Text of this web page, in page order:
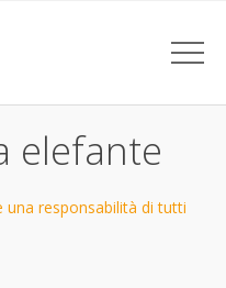
elefante
una responsabilità di tutti